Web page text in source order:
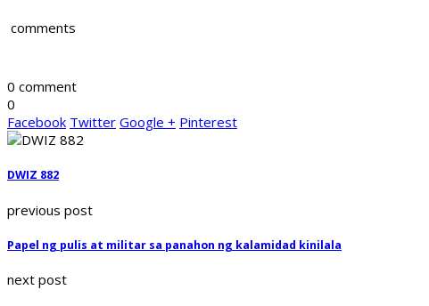
comments
0 comment
0
Facebook Twitter Google + Pinterest
DWIZ 882
previous post
Papel ng pulis at militar sa panahon ng kalamidad kinilala
next post